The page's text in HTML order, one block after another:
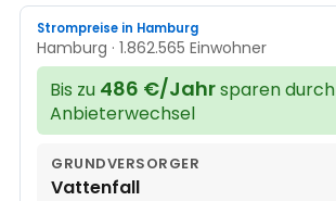
Strompreise in Hamburg
Hamburg · 1.862.565 Einwohner
Bis zu 486 €/Jahrsparen durch
Anbieterwechsel
GRUNDVERSORGER
Vattenfall